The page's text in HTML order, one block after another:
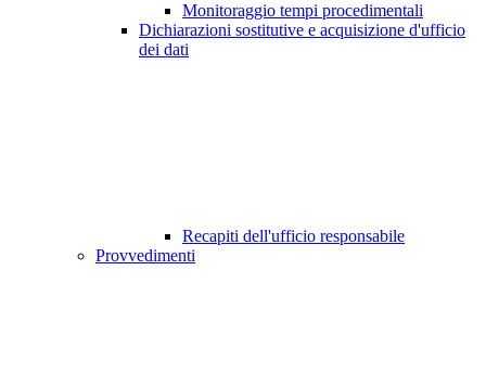
Monitoraggio tempi procedimentali
Dichiarazioni sostitutive e acquisizione d'ufficio
dei dati
Recapiti dell'ufficio responsabile
Provvedimenti